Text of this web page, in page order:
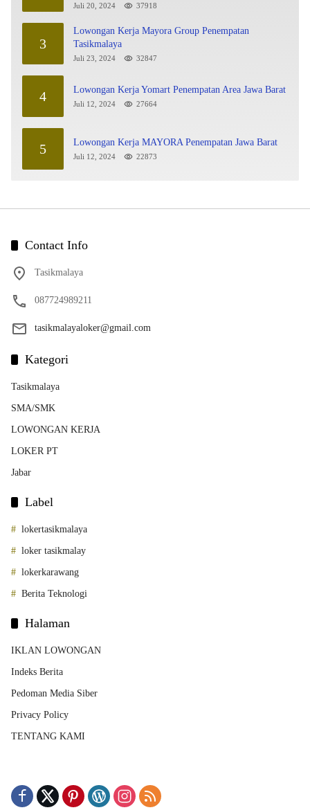
Juli 20, 2024 37918
3
Lowongan Kerja Mayora Group Penempatan
Tasikmalaya
Juli 23, 2024 32847
4 Lowongan Kerja Yomart Penempatan Area Jawa Barat
Juli 12, 2024 27664
5 Lowongan Kerja MAYORA Penempatan Jawa Barat
Juli 12, 2024 22873
Contact Info
Tasikmalaya
087724989211
tasikmalayaloker@gmail.com
Kategori
Tasikmalaya
SMA/SMK
LOWONGAN KERJA
LOKER PT
Jabar
Label
lokertasikmalaya
loker tasikmalay
lokerkarawang
Berita Teknologi
Halaman
IKLAN LOWONGAN
Indeks Berita
Pedoman Media Siber
Privacy Policy
TENTANG KAMI